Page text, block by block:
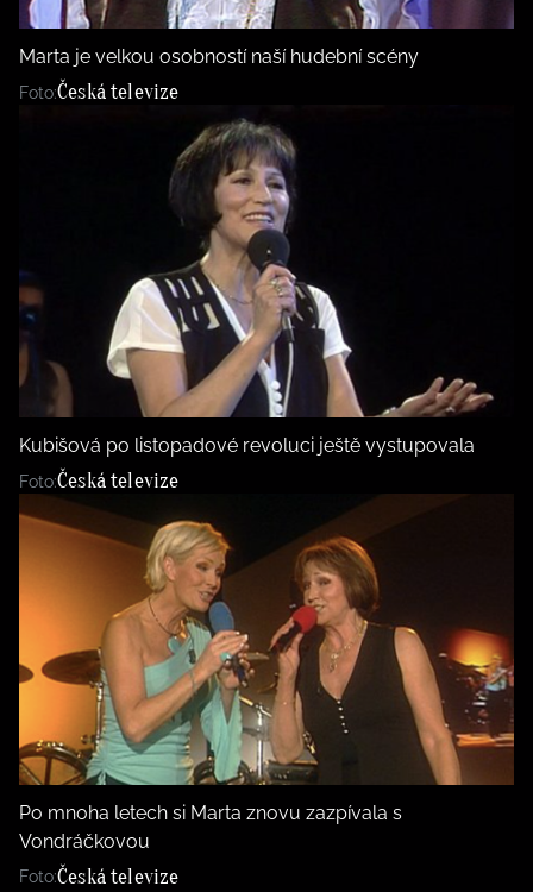
Marta je velkou osobností naší hudební scény
Foto:Česká televize
Kubišová po listopadové revoluci ještě vystupovala
Foto:Česká televize
Po mnoha letech si Marta znovu zazpívala s
Vondráčkovou
Foto:Česká televize